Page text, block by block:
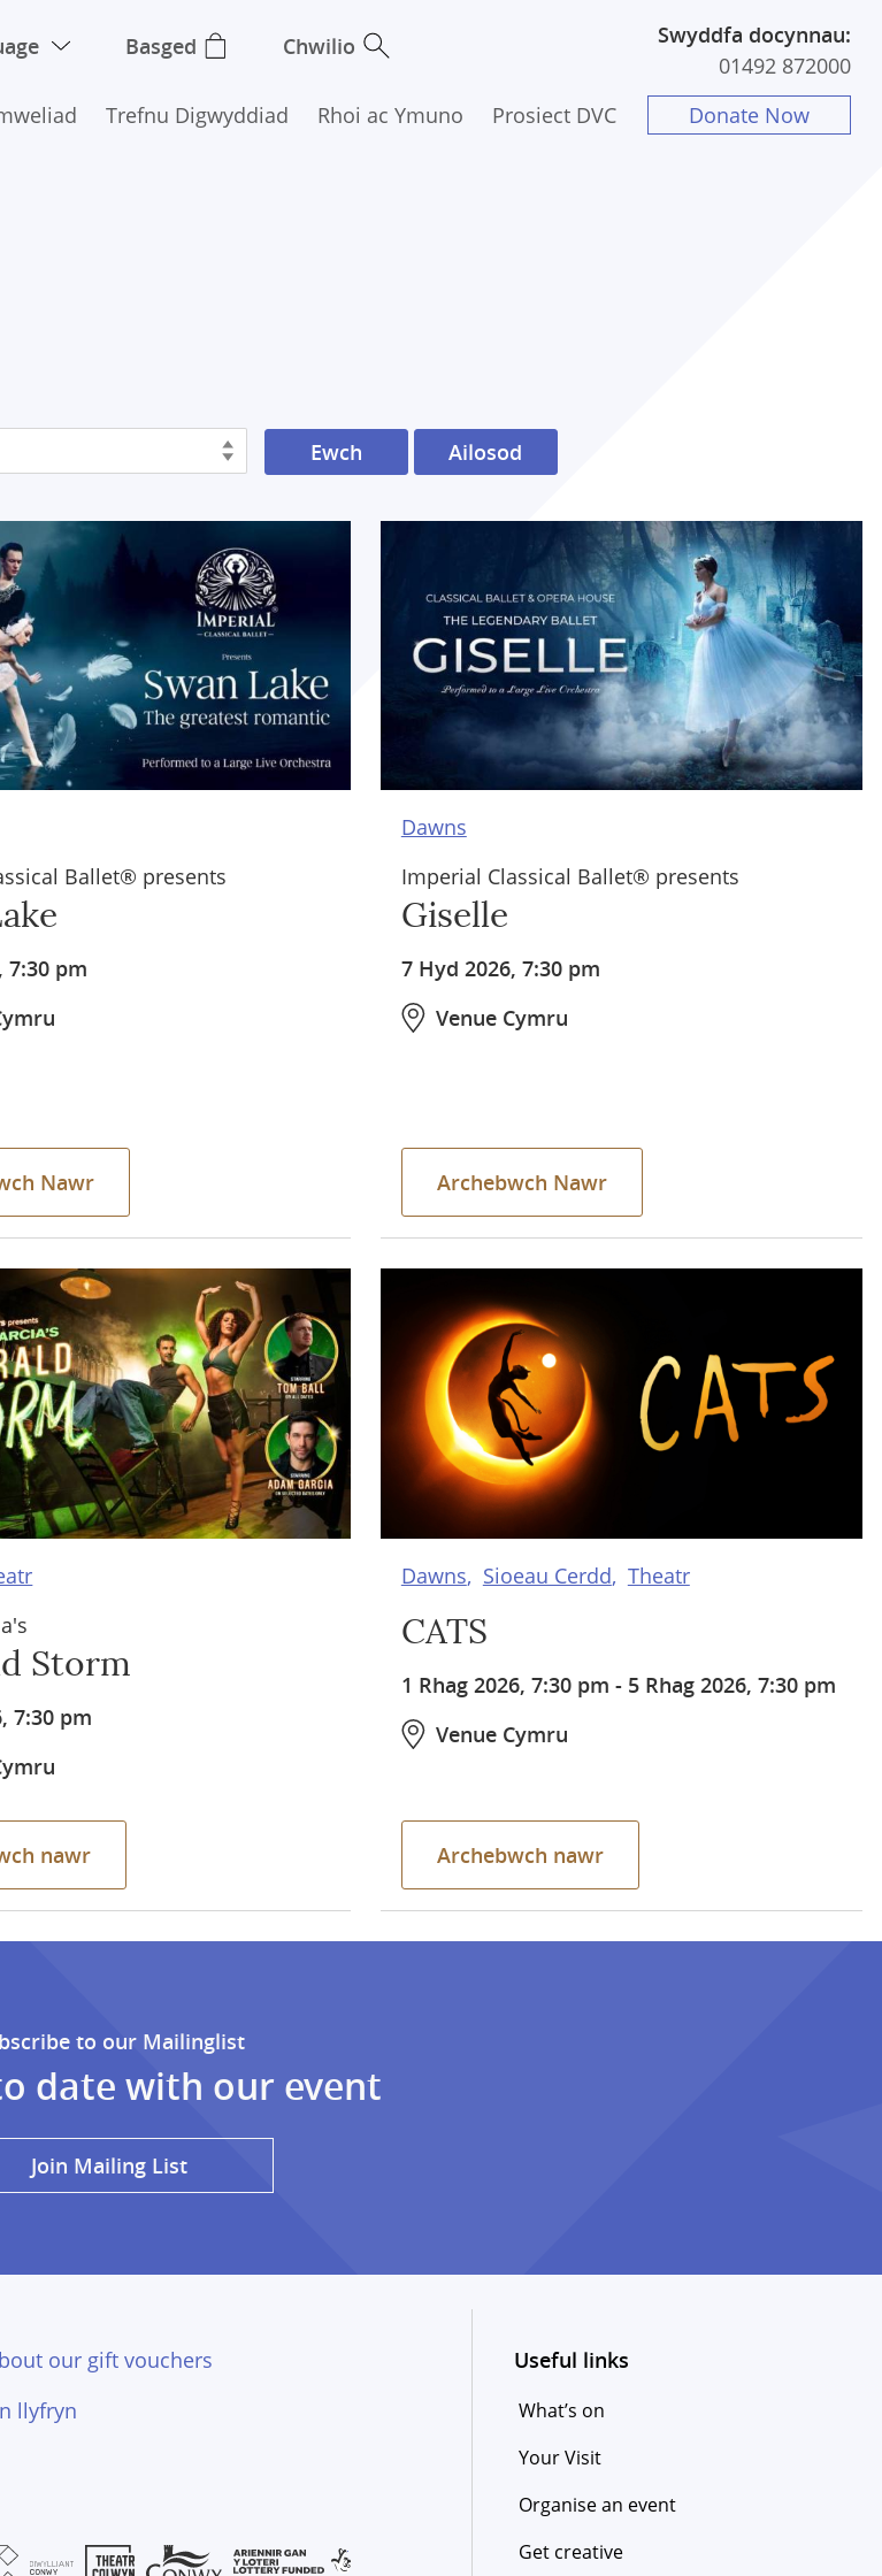
Basged Chwilio
Trefnu Digwyddiad Rhoi ac Ymuno Prosiect DVC
Swyddfa docynnau:
01492 872000
Donate Now
Ballet® presents
7:30 pm
Nawr
Dawns
Imperial Classical Ballet® presents
Giselle
7 Hyd 2026, 7:30 pm
Venue Cymru
Archebwch Nawr
Storm
7:30 pm
nawr
Dawns Sioeau Cerdd Theatr
CATS
1 Rhag 2026, 7:30 pm - 5 Rhag 2026, 7:30 pm
Venue Cymru
Archebwch nawr
to our Mailinglist
date with our event
Join Mailing List
our gift vouchers
llyfryn
Useful links
What’s on
Your Visit
Organise an event
Get creative